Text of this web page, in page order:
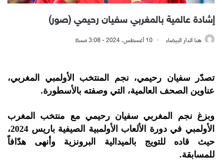
إشادة عالمية بالمغربي سفيان رحيمي (صور)
هنا الدار البيضاء 10 أغسطس، 2024 - 3:08 مساءً
تصدّر سفيان رحيمي، نجم المنتخب الأولمبي المغربي،
عناوين الصحف العالمية، التي وصفته بالأسطورة.
وبزغ نجم المغربي سفيان رحيمي مع منتخب المغرب
الأولمبي في دورة الألعاب الأولمبية الصيفية باريس 2024،
حيث قاده للتويج بالميدالية البرونزية وأنهى هدّافاً
للمسابقة.